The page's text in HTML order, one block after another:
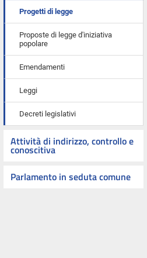
Progetti di legge
Proposte di legge d'iniziativa
popolare
Emendamenti
Leggi
Decreti legislativi
Attività di indirizzo, controllo e
conoscitiva
Parlamento in seduta comune